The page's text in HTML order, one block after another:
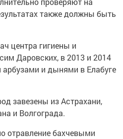
также должны быть
центра гигиены и
Даровских, в 2013 и 2014
арбузами и дынями в Елабуге
завезены из Астрахани,
и Волгограда.
отравление бахчевыми